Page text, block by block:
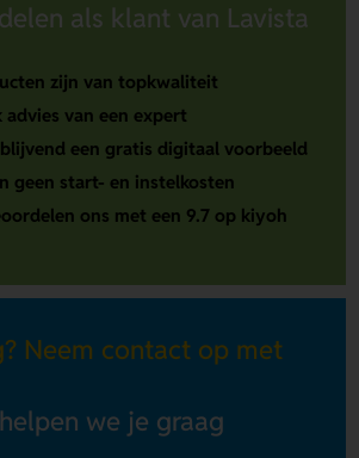
als klant van Lavista
zijn van topkwaliteit
advies van een expert
een gratis digitaal voorbeeld
geen start- en instelkosten
ons met een 9.7 op kiyoh
Neem contact op met
we je graag